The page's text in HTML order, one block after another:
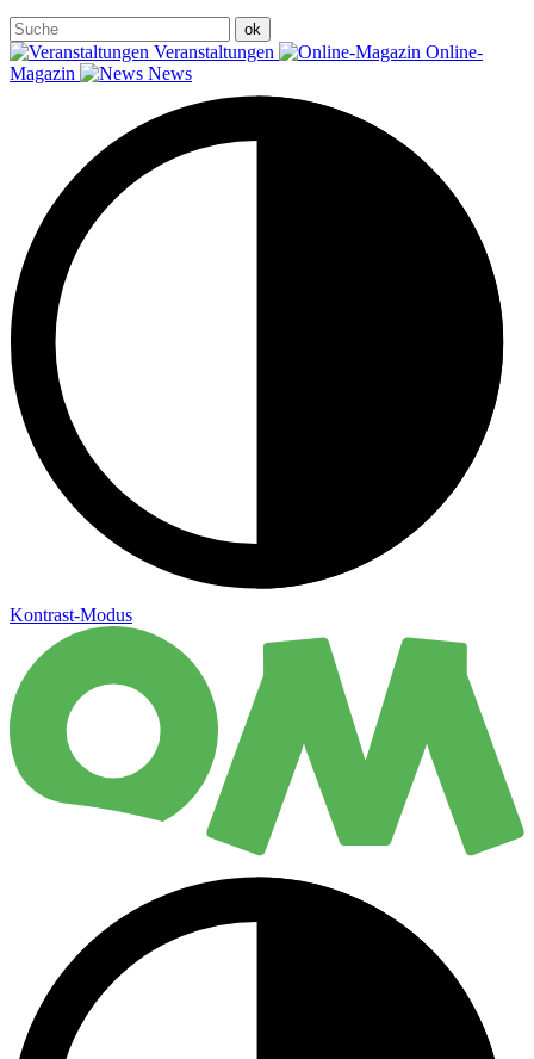
Veranstaltungen
Online-
Magazin
News
Kontrast-Modus